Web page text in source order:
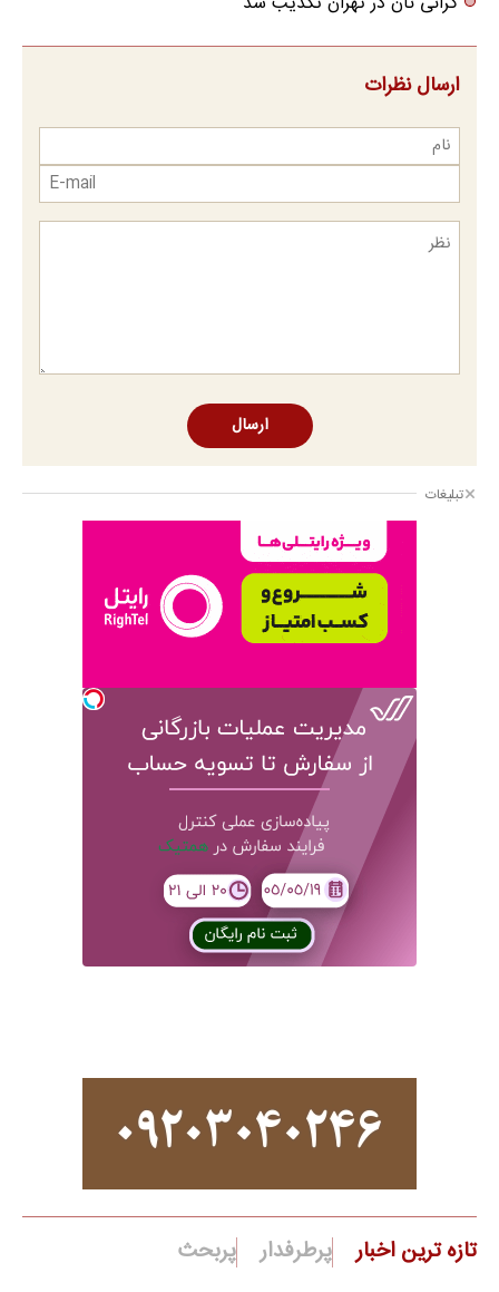
ارسال نظرات
ارسال
تبلیغات
تازه ترین اخبار پرطرفدار پربحث